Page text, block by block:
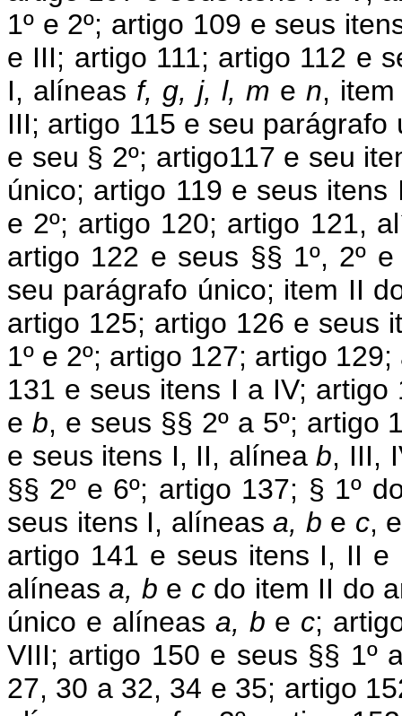
1º e 2º; artigo 109 e seus
e III; artigo 111; artigo 112 e
I, alíneas f, g, j, l, m en,
III; artigo 115 e seu
e seu § 2º; artigo117 e seu
único; artigo 119 e seus
e 2º; artigo 120; artigo 121,
artigo 122 e seus §§ 1º, 2º
seu parágrafo único; item II
artigo 125; artigo 126 e seus
1º e 2º; artigo 127; artigo
131 e seus itens I a IV;
e b, e seus §§ 2º a 5º; artigo
e seus itens I, II, alíneab, III,
§§ 2º e 6º; artigo 137; § 1º
seus itens I, alíneasa, b e c,
artigo 141 e seus itens I, II e
alíneasa, b e cdo item II do
único e alíneas a, b e c;
VIII; artigo 150 e seus §§ 1º
27, 30 a 32, 34 e 35; artigo